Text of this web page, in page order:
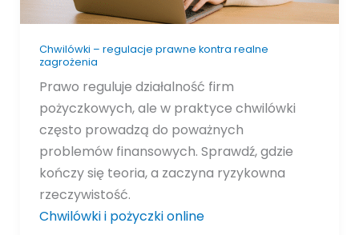
Chwilówki – regulacje prawne kontra realne
zagrożenia
Prawo reguluje działalność firm
pożyczkowych, ale w praktyce chwilówki
często prowadzą do poważnych
problemów finansowych. Sprawdź, gdzie
kończy się teoria, a zaczyna ryzykowna
rzeczywistość.
Chwilówki i pożyczki online